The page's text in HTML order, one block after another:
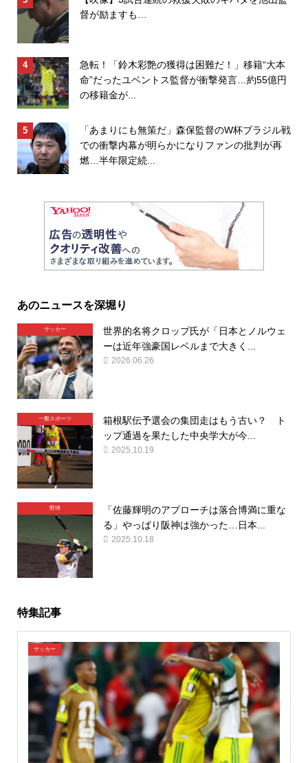
督が励ますも…
急転！「鈴木彩艶の獲得は困難だ！」移籍“大本
命”だったユベントス監督が衝撃発言…約55億円
の移籍金が...
「あまりにも無策だ」森保監督のW杯ブラジル戦
での衝撃内幕が明らかになりファンの批判が再
燃…半年限定続...
あのニュースを深堀り
サッカー
世界的名将クロップ氏が「日本とノルウェ
ーは近年強豪国レベルまで大きく...
2026.06.26
一般スポーツ
箱根駅伝予選会の集団走はもう古い？ ト
ップ通過を果たした中央学大が今...
2025.10.19
野球
「佐藤輝明のアプローチは落合博満に重な
る」やっぱり阪神は強かった…日本...
2025.10.18
特集記事
サッカー